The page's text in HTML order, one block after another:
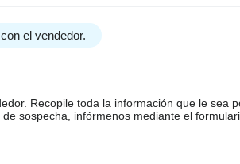
el vendedor.
Recopile toda la información que le sea
sospecha, infórmenos mediante el